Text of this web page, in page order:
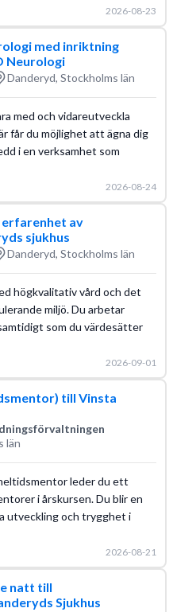
2026-08-23
med inriktning
Neurologi
Danderyd, Stockholms län
med och vidareutveckla
får du möjlighet att ägna dig
i en verksamhet som
2026-08-24
av
sjukhus
Danderyd, Stockholms län
högkvalitativ vård och det
miljö. Du arbetar
som du värdesätter
2026-09-01
till Vinsta
län
leder du ett
i årskursen. Du blir en
utveckling och trygghet i
2026-08-21
natt till
Sjukhus